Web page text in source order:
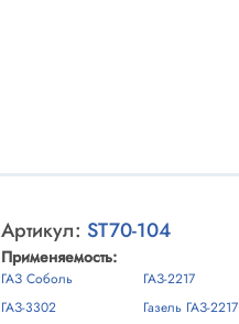
Артикул: ST70-104
Применяемость:
ГАЗ Соболь
ГАЗ-2217
ГАЗ-3302
Газель ГАЗ-2217